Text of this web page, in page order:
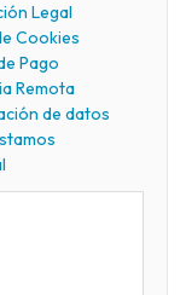
Legal
Cookies
Pago
Remota
de datos